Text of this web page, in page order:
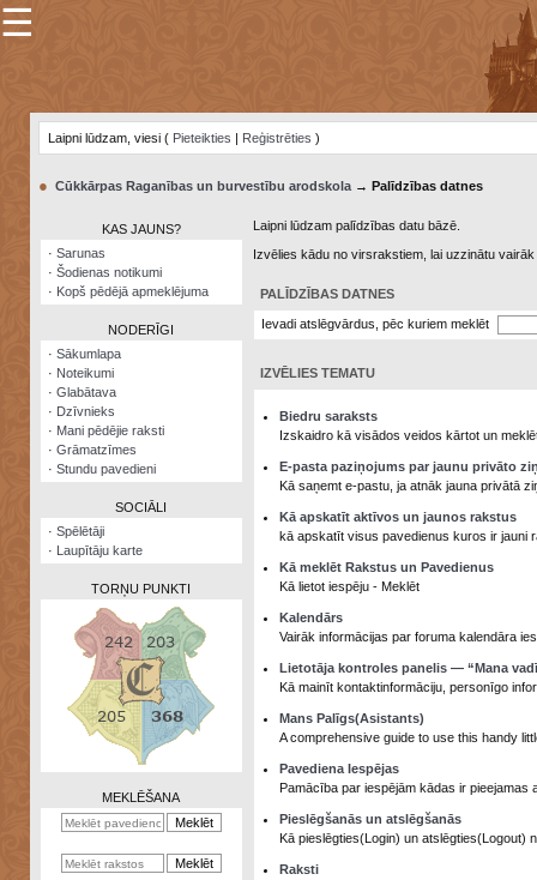
×
Šodienas
notikumi
Visatcera
almanahs
Arhīvs
Zināšanu
☰
Laipni lūdzam, viesi ( Pieteikties | Reģistrēties )
● Cūkkārpas Raganības un burvestību arodskola→ Palīdzības datnes
KAS JAUNS?
· Sarunas
· Šodienas notikumi
· Kopš pēdējā apmeklējuma
NODERĪGI
· Sākumlapa
· Noteikumi
· Glabātava
· Dzīvnieks
· Mani pēdējie raksti
· Grāmatzīmes
· Stundu pavedieni
SOCIĀLI
· Spēlētāji
· Laupītāju karte
TORŅU PUNKTI
MEKLĒŠANA
Laipni lūdzam palīdzības datu bāzē.
Izvēlies kādu no virsrakstiem, lai uzzinātu
PALĪDZĪBAS DATNES
Ievadi atslēgvārdus, pēc kuriem meklēt
IZVĒLIES TEMATU
Biedru saraksts
Izskaidro kā visādos veidos kārtot un
E-pasta paziņojums par jaunu privāto
Kā saņemt e-pastu, ja atnāk jauna privātā
Kā apskatīt aktīvos un jaunos rakstus
kā apskatīt visus pavedienus kuros ir jauni
Kā meklēt Rakstus un Pavedienus
Kā lietot iespēju - Meklēt
Kalendārs
Vairāk informācijas par foruma kalendāra
Lietotāja kontroles panelis — “Mana
Kā mainīt kontaktinformāciju, personīgo
Mans Palīgs(Asistants)
A comprehensive guide to use this handy
Pavediena Iespējas
Pamācība par iespējām kādas ir pieejamas
Pieslēgšanās un atslēgšanās
Kā pieslēgties(Login) un atslēgties(Logout)
Raksti